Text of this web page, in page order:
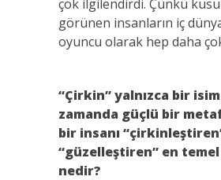
çok ilgilendirdi. Çünkü
görünen insanların iç
oyuncu olarak hep daha
“Çirkin” yalnızca bir
zamanda güçlü bir
bir insanı
“güzelleştiren” en
nedir?